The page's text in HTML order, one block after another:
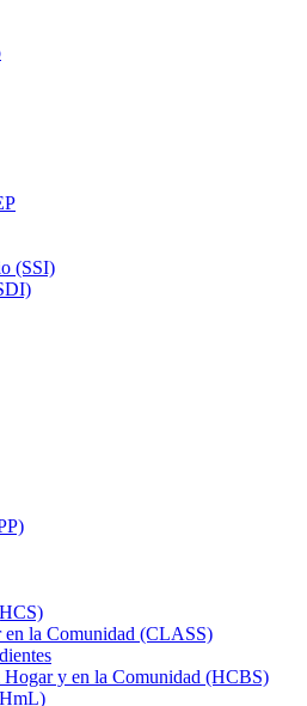
(SSI)
la Comunidad (CLASS)
y en la Comunidad (HCBS)